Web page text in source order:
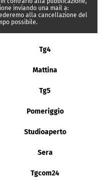
inviando una mail a:
alla cancellazione del
possibile.
Tg4
Mattina
Tg5
Pomeriggio
Studioaperto
Sera
Tgcom24